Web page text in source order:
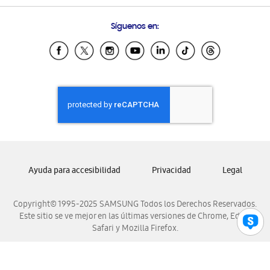
Samsung Ecuador
Samsung El Salvador
Samsung Honduras
Samsung Nicaragua
Samsung Panamá
Samsung Venezuela
Síguenos en:
Copyright© 1995-2025 SAMSUNG Todos los Derechos Reservados.
Este sitio se ve mejor en las últimas versiones de Chrome, Edge,
Safari y Mozilla Firefox.
Ayuda para accesibilidad Privacidad Legal